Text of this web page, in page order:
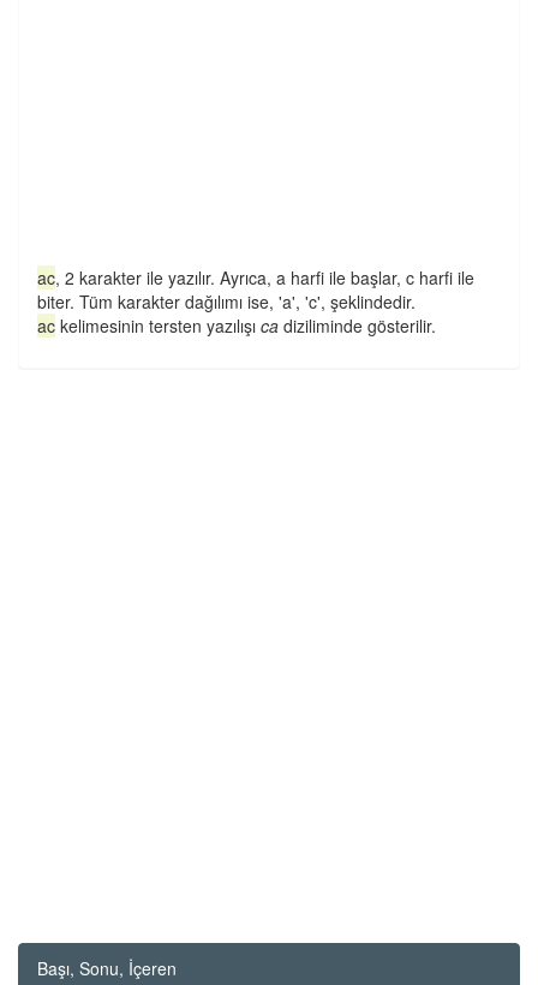
ac, 2 karakter ile yazılır. Ayrıca, a harfi ile başlar, c harfi ile
biter. Tüm karakter dağılımı ise, 'a', 'c', şeklindedir.
ac kelimesinin tersten yazılışı ca diziliminde gösterilir.
Başı, Sonu, İçeren